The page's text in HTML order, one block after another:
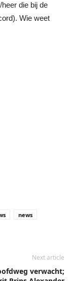
die bij de
Wie weet
news
Next article
verwacht;